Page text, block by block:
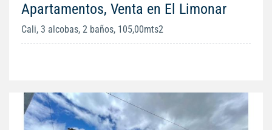
Apartamentos, Venta en El Limonar
Cali, 3 alcobas, 2 baños, 105,00mts2